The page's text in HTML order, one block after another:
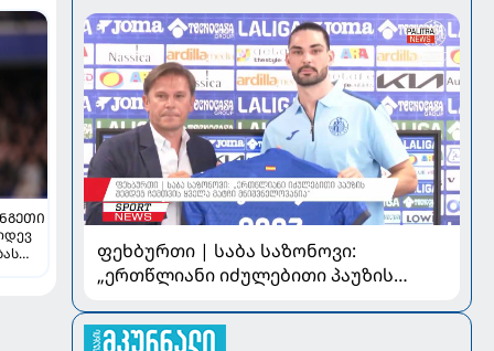
ფეხბურთი | საბა საზონოვი:
„ერთწლიანი იძულებითი პაუზის
მნიშვნელოვანია“